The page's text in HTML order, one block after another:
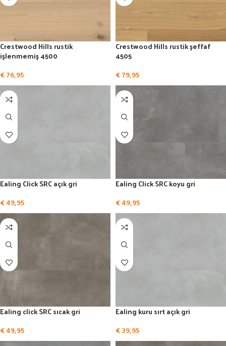
Crestwood Hills rustik
işlenmemiş 4500
€76,95
Crestwood Hills rustik şeffaf
4505
€79,95
Ealing Click SRC açık gri
€49,95
Ealing Click SRC koyu gri
€49,95
Ealing click SRC sıcak gri
€49,95
Ealing kuru sırt açık gri
€39,95